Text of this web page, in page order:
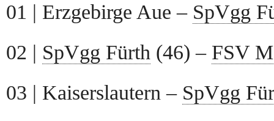
01 | Erzgebirge Aue – SpVgg
02 | SpVgg Fürth (46) – FSV
03 | Kaiserslautern – SpVgg